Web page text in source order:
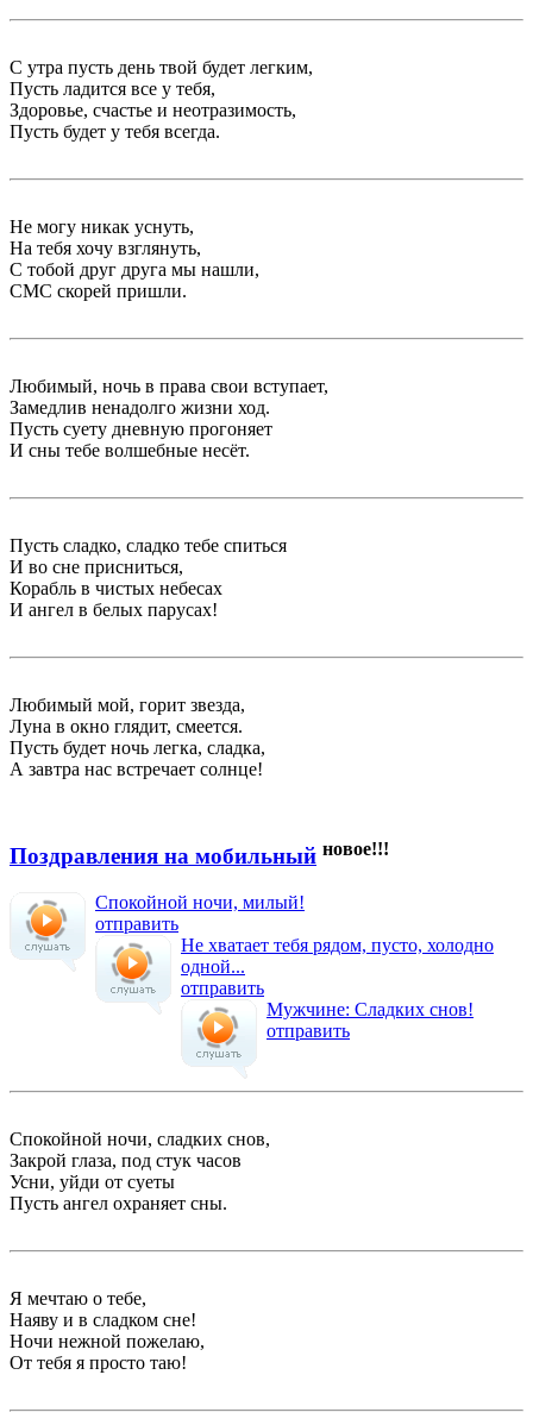
С утра пусть день твой будет легким,
Пусть ладится все у тебя,
Здоровье, счастье и неотразимость,
Пусть будет у тебя всегда.
Не могу никак уснуть,
На тебя хочу взглянуть,
С тобой друг друга мы нашли,
СМС скорей пришли.
Любимый, ночь в права свои вступает,
Замедлив ненадолго жизни ход.
Пусть суету дневную прогоняет
И сны тебе волшебные несёт.
Пусть сладко, сладко тебе спиться
И во сне присниться,
Корабль в чистых небесах
И ангел в белых парусах!
Любимый мой, горит звезда,
Луна в окно глядит, смеется.
Пусть будет ночь легка, сладка,
А завтра нас встречает солнце!
Поздравления на мобильный новое!!!
Спокойной ночи, милый!
отправить
Не хватает тебя рядом, пусто, холодно
одной...
отправить
Мужчине: Сладких снов!
отправить
Спокойной ночи, сладких снов,
Закрой глаза, под стук часов
Усни, уйди от суеты
Пусть ангел охраняет сны.
Я мечтаю о тебе,
Наяву и в сладком сне!
Ночи нежной пожелаю,
От тебя я просто таю!